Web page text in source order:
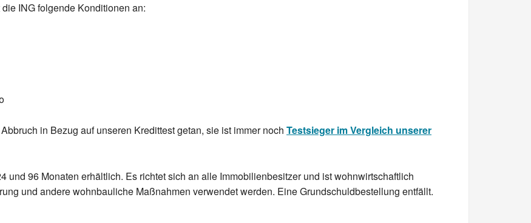
ING folgende Konditionen an:
in Bezug auf unseren Kredittest getan, sie ist immer noch Testsieger im Vergleich unserer
und 96 Monaten erhältlich. Es richtet sich an alle Immobilienbesitzer und ist wohnwirtschaftlich
und andere wohnbauliche Maßnahmen verwendet werden. Eine Grundschuldbestellung entfällt.